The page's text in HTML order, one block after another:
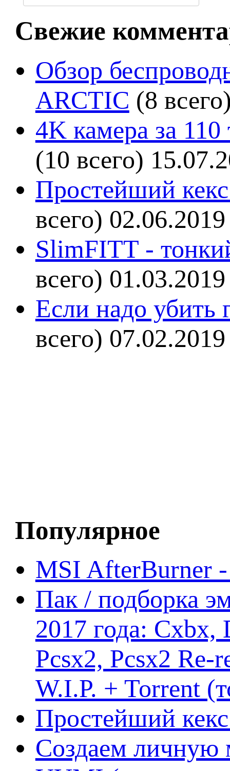
Свежие
Обзор
ARCTIC (8
4K камера за
(10 всего)
Простейший кекс
всего) 02.06.2019
SlimFITT -
всего) 01.03.2019
Если надо убить
всего) 07.02.2019
Популярное
MSI AfterBurner
Пак / подборка
2017 года:
Pcsx2, Pcsx2
W.I.P. + Torrent
Простейший кекс
Создаем личную